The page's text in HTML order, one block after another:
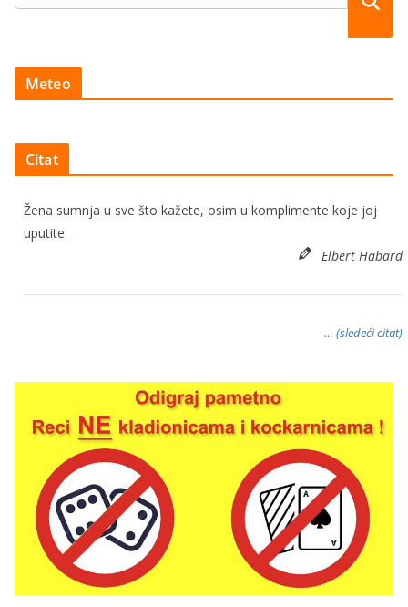
Meteo
Citat
Žena sumnja u sve što kažete, osim u komplimente koje joj
uputite.
Elbert Habard
… (sledeći citat)